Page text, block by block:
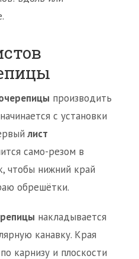
производить
с установки
лист
само-резом в
чтобы нижний край
обрешётки.
накладывается
канавку. Края
карнизу и плоскости